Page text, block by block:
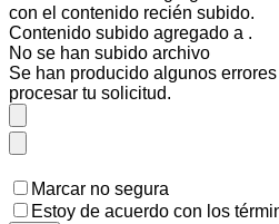
con el contenido recién subido.
Contenido subido agregado a .
No se han subido archivo
Se han producido algunos
procesar tu solicitud.
Marcar no segura
Estoy de acuerdo con los